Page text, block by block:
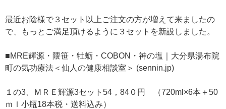
最近お陰様で３セット以上ご注文の方が増えて来ましたの
で、もっとご満足頂けるように３セットを新設しました。
■MRE輝源・隈笹・牡蛎・COBON・神の塩｜大分県湯布院
町の気功療法＜仙人の健康相談室＞ (sennin.jp)
１の3、ＭＲＥ輝源3セット54，84０円 （720ml×6本＋50
ｍｌ小瓶18本税・送料込み）